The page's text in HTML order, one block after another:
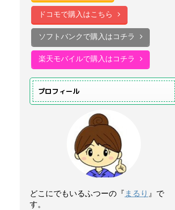
ドコモで購入はこちら
ソフトバンクで購入はコチラ
楽天モバイルで購入はコチラ
プロフィール
どこにでもいるふつーの『 まるり 』で
す。